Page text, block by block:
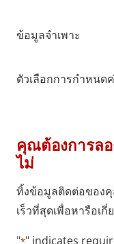
ข้อมูลจำเพาะ
ตัวเลือกการกำหนด
คุณต้องการล
ไม่
ทิ้งข้อมูลติดต่อของ
เร็วที่สุดเพื่อหารือเกี่
"*" indicates